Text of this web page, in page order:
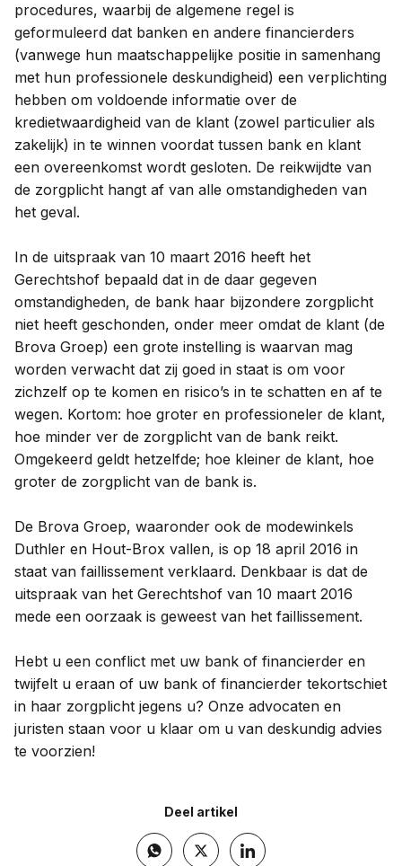
procedures, waarbij de algemene regel is
geformuleerd dat banken en andere financierders
(vanwege hun maatschappelijke positie in samenhang
met hun professionele deskundigheid) een verplichting
hebben om voldoende informatie over de
kredietwaardigheid van de klant (zowel particulier als
zakelijk) in te winnen voordat tussen bank en klant
een overeenkomst wordt gesloten. De reikwijdte van
de zorgplicht hangt af van alle omstandigheden van
het geval.
In de uitspraak van 10 maart 2016 heeft het
Gerechtshof bepaald dat in de daar gegeven
omstandigheden, de bank haar bijzondere zorgplicht
niet heeft geschonden, onder meer omdat de klant (de
Brova Groep) een grote instelling is waarvan mag
worden verwacht dat zij goed in staat is om voor
zichzelf op te komen en risico’s in te schatten en af te
wegen. Kortom: hoe groter en professioneler de klant,
hoe minder ver de zorgplicht van de bank reikt.
Omgekeerd geldt hetzelfde; hoe kleiner de klant, hoe
groter de zorgplicht van de bank is.
De Brova Groep, waaronder ook de modewinkels
Duthler en Hout-Brox vallen, is op 18 april 2016 in
staat van faillissement verklaard. Denkbaar is dat de
uitspraak van het Gerechtshof van 10 maart 2016
mede een oorzaak is geweest van het faillissement.
Hebt u een conflict met uw bank of financierder en
twijfelt u eraan of uw bank of financierder tekortschiet
in haar zorgplicht jegens u? Onze advocaten en
juristen staan voor u klaar om u van deskundig advies
te voorzien!
Deel artikel